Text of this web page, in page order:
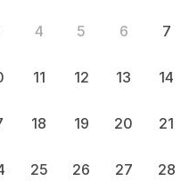
4 5 6 7
11 12 13 14
18 19 20 21
25 26 27 28
OdaOda Özellikleri
Kablosuz İnternet